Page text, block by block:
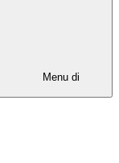
Menu di